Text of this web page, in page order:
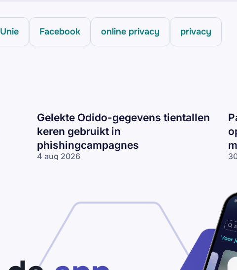
Facebook online privacy privacy
Gelekte Odido-gegevens tientallen
keren gebruikt in
phishingcampagnes
4 aug 2026